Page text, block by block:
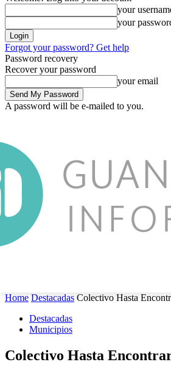
your
your
Forgot your password? Get help
Password recovery
Recover your password
your email
A password will be e-mailed to you.
Home Destacadas Colectivo Hasta
Destacadas
Municipios
Colectivo Hasta